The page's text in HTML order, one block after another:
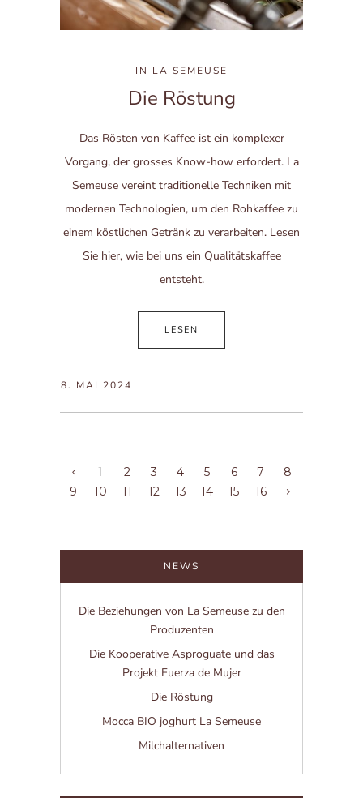
IN LA SEMEUSE
Die Röstung
Das Rösten von Kaffee ist ein komplexer
Vorgang, der grosses Know-how erfordert. La
Semeuse vereint traditionelle Techniken mit
modernen Technologien, um den Rohkaffee zu
einem köstlichen Getränk zu verarbeiten. Lesen
Sie hier, wie bei uns ein Qualitätskaffee
entsteht.
LESEN
8. MAI 2024
1 2 3 4 5 6 7
8
9
10 11 12 13 14 15 16
NEWS
Die Beziehungen von La Semeuse zu den
Produzenten
Die Kooperative Asproguate und das
Projekt Fuerza de Mujer
Die Röstung
Mocca BIO joghurt La Semeuse
Milchalternativen